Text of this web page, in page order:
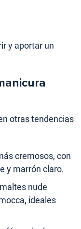
y aportar un
otras tendencias
cremosos, con
y marrón claro.
nude
ideales